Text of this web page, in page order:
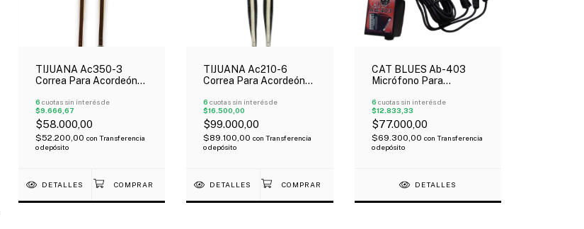
TIJUANA Ac350-3
Correa Para Acordeón
6 cuotas sin interés de
$9.666,67
$58.000,00
$52.200,00 con Transferencia
o depósito
DETALLES
TIJUANA Ac210-6
Correa Para Acordeón
6 cuotas sin interés de
$16.500,00
$99.000,00
$89.100,00 con Transferencia
o depósito
DETALLES
CAT BLUES Ab-403
Micrófono Para
6 cuotas sin interés de
$12.833,33
$77.000,00
$69.300,00 con Transferencia
o depósito
DETALLES